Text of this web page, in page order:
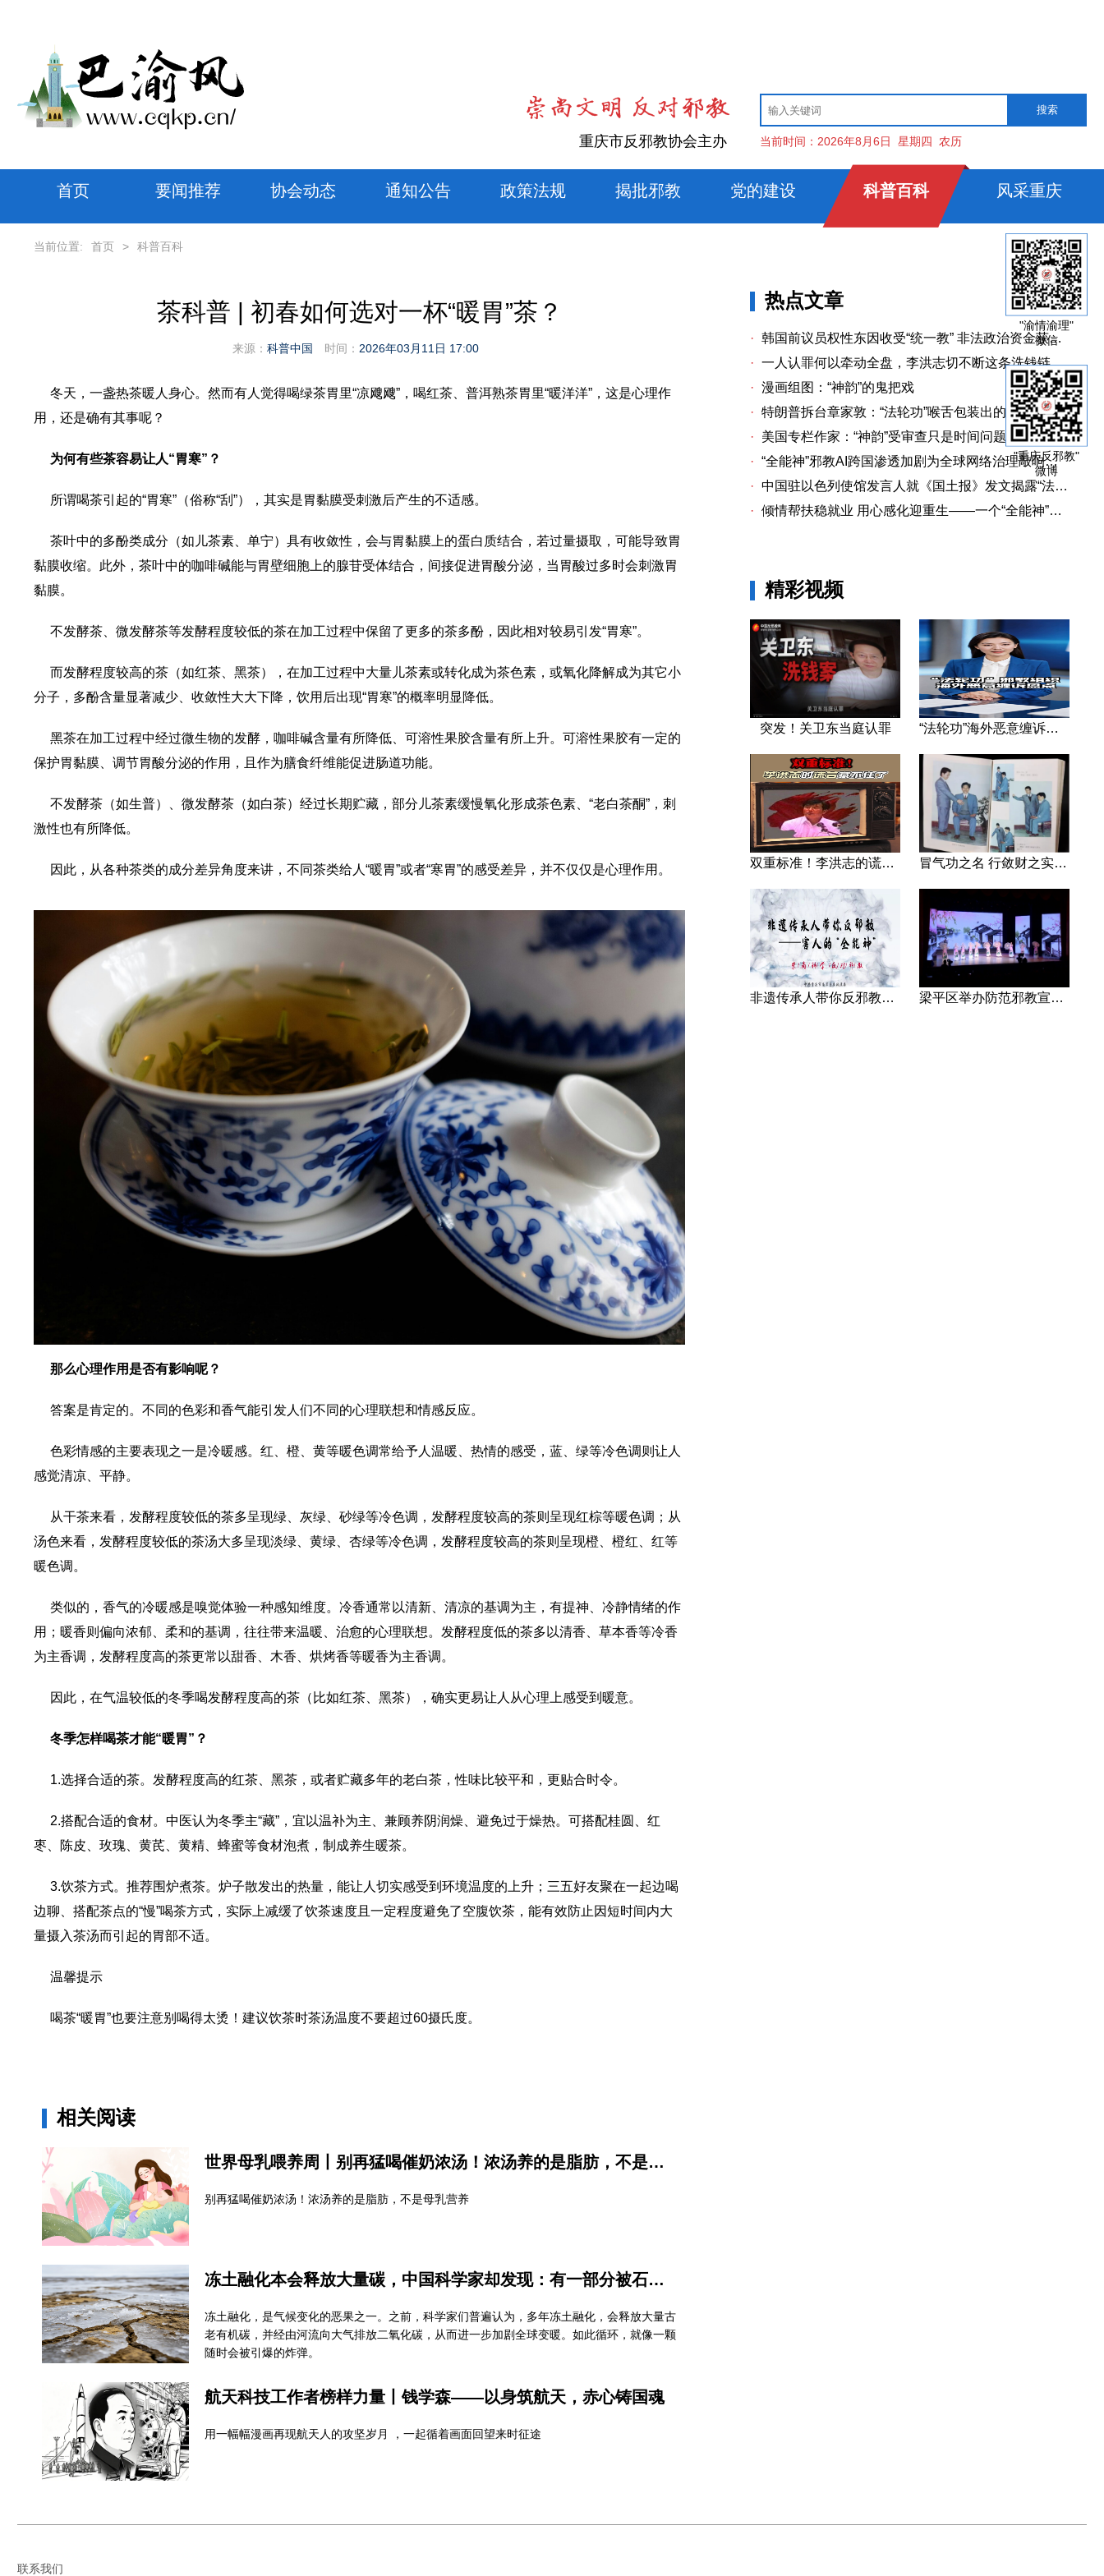
重庆市反邪教协会主办 当前时间： 2026年8月6日 星期四 农历
首页 要闻推荐 协会动态 通知公告 政策法规 揭批邪教 党的建设 科普百科 风采重庆
"渝情渝理"
微信
"重庆反邪教"
微博
当前位置: 首页 > 科普百科
茶科普 | 初春如何选对一杯“暖胃”茶？
来源： 科普中国 时间： 2026年03月11日 17:00
冬天，一盏热茶暖人身心。然而有人觉得喝绿茶胃里“凉飕飕”，喝红茶、普洱熟茶胃里“暖洋洋”，这是心理作
用，还是确有其事呢？
为何有些茶容易让人“胃寒”？
所谓喝茶引起的“胃寒”（俗称“刮”），其实是胃黏膜受刺激后产生的不适感。
茶叶中的多酚类成分（如儿茶素、单宁）具有收敛性，会与胃黏膜上的蛋白质结合，若过量摄取，可能导致胃
黏膜收缩。此外，茶叶中的咖啡碱能与胃壁细胞上的腺苷受体结合，间接促进胃酸分泌，当胃酸过多时会刺激胃
黏膜。
不发酵茶、微发酵茶等发酵程度较低的茶在加工过程中保留了更多的茶多酚，因此相对较易引发“胃寒”。
而发酵程度较高的茶（如红茶、黑茶），在加工过程中大量儿茶素或转化成为茶色素，或氧化降解成为其它小
分子，多酚含量显著减少、收敛性大大下降，饮用后出现“胃寒”的概率明显降低。
黑茶在加工过程中经过微生物的发酵，咖啡碱含量有所降低、可溶性果胶含量有所上升。可溶性果胶有一定的
保护胃黏膜、调节胃酸分泌的作用，且作为膳食纤维能促进肠道功能。
不发酵茶（如生普）、微发酵茶（如白茶）经过长期贮藏，部分儿茶素缓慢氧化形成茶色素、“老白茶酮”，刺
激性也有所降低。
因此，从各种茶类的成分差异角度来讲，不同茶类给人“暖胃”或者“寒胃”的感受差异，并不仅仅是心理作用。
那么心理作用是否有影响呢？
答案是肯定的。不同的色彩和香气能引发人们不同的心理联想和情感反应。
色彩情感的主要表现之一是冷暖感。红、橙、黄等暖色调常给予人温暖、热情的感受，蓝、绿等冷色调则让人
感觉清凉、平静。
从干茶来看，发酵程度较低的茶多呈现绿、灰绿、砂绿等冷色调，发酵程度较高的茶则呈现红棕等暖色调；从
汤色来看，发酵程度较低的茶汤大多呈现淡绿、黄绿、杏绿等冷色调，发酵程度较高的茶则呈现橙、橙红、红等
暖色调。
类似的，香气的冷暖感是嗅觉体验一种感知维度。冷香通常以清新、清凉的基调为主，有提神、冷静情绪的作
用；暖香则偏向浓郁、柔和的基调，往往带来温暖、治愈的心理联想。发酵程度低的茶多以清香、草本香等冷香
为主香调，发酵程度高的茶更常以甜香、木香、烘烤香等暖香为主香调。
因此，在气温较低的冬季喝发酵程度高的茶（比如红茶、黑茶），确实更易让人从心理上感受到暖意。
冬季怎样喝茶才能“暖胃”？
1.选择合适的茶。发酵程度高的红茶、黑茶，或者贮藏多年的老白茶，性味比较平和，更贴合时令。
2.搭配合适的食材。中医认为冬季主“藏”，宜以温补为主、兼顾养阴润燥、避免过于燥热。可搭配桂圆、红
枣、陈皮、玫瑰、黄芪、黄精、蜂蜜等食材泡煮，制成养生暖茶。
3.饮茶方式。推荐围炉煮茶。炉子散发出的热量，能让人切实感受到环境温度的上升；三五好友聚在一起边喝
边聊、搭配茶点的“慢”喝茶方式，实际上减缓了饮茶速度且一定程度避免了空腹饮茶，能有效防止因短时间内大
量摄入茶汤而引起的胃部不适。
温馨提示
喝茶“暖胃”也要注意别喝得太烫！建议饮茶时茶汤温度不要超过60摄氏度。
相关阅读
世界母乳喂养周丨别再猛喝催奶浓汤！浓汤养的是脂肪，不是母乳营养
别再猛喝催奶浓汤！浓汤养的是脂肪，不是母乳营养
冻土融化本会释放大量碳，中国科学家却发现：有一部分被石头“吃掉”了
冻土融化，是气候变化的恶果之一。之前，科学家们普遍认为，多年冻土融化，会释放大量古
老有机碳，并经由河流向大气排放二氧化碳，从而进一步加剧全球变暖。如此循环，就像一颗
随时会被引爆的炸弹。
航天科技工作者榜样力量丨钱学森——以身筑航天，赤心铸国魂
用一幅幅漫画再现航天人的攻坚岁月 ，一起循着画面回望来时征途
热点文章
· 韩国前议员权性东因收受“统一教” 非法政治资金获刑两年
· 一人认罪何以牵动全盘，李洪志切不断这条洗钱链
· 漫画组图：“神韵”的鬼把戏
· 特朗普拆台章家敦：“法轮功”喉舌包装出的“中国专家”
·
美国专栏作家：“神韵”受审查只是时间问题关卫东认罪牵出与《大纪元时报》资金链条
· “全能神”邪教AI跨国渗透加剧为全球网络治理敲响警钟
· 中国驻以色列使馆发言人就《国土报》发文揭露“法轮功”邪教本质答记者问
· 倾情帮扶稳就业 用心感化迎重生——一个“全能神”人员的重生
精彩视频
突发！关卫东当庭认罪 “法轮功”海外恶意缠诉盘点
双重标准！李洪志的谎言藏不住了 冒气功之名 行敛财之实 张宏堡义女“小倩”团伙覆灭记
非遗传承人带你反邪教—害人的“全能神” 梁平区举办防范邪教宣传专场文艺演出
联系我们